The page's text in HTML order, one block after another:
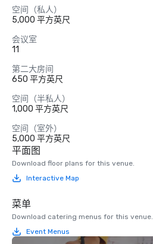
空间（私人）
5,000 平方英尺
会议室
11
第二大房间
650 平方英尺
空间（半私人）
1,000 平方英尺
空间（室外）
5,000 平方英尺
平面图
Download floor plans for this venue.
Interactive Map
菜单
Download catering menus for this venue.
Event Menus